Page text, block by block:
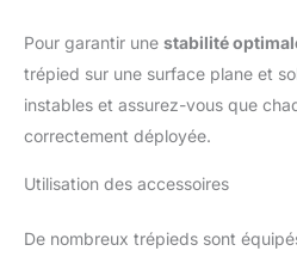
Pour garantir une stabilité
trépied sur une surface plane et
instables et assurez-vous que
correctement déployée.
Utilisation des accessoires
De nombreux trépieds sont